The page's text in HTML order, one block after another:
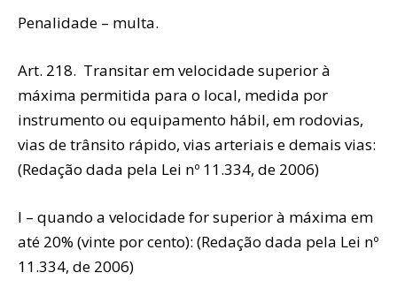
Penalidade – multa.
Art. 218. Transitar em velocidade superior à
máxima permitida para o local, medida por
instrumento ou equipamento hábil, em rodovias,
vias de trânsito rápido, vias arteriais e demais vias:
(Redação dada pela Lei nº 11.334, de 2006)
I – quando a velocidade for superior à máxima em
até 20% (vinte por cento): (Redação dada pela Lei nº
11.334, de 2006)